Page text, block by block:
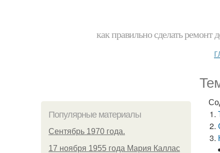
как правильно сделать
Популярные материалы
Сентябрь 1970 года.
17 ноября 1955 года Мария Каллас